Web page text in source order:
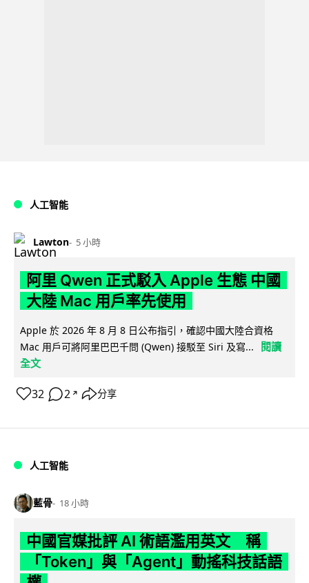
人工智能
Lawton 5 小時
阿里 Qwen 正式駁入 Apple 生態 中國
大陸 Mac 用戶率先使用
Apple 於 2026 年 8 月 8 日公布指引，確認中國大陸合資格
Mac 用戶可將阿里巴巴千問 (Qwen) 接駁至 Siri 及寫...
閱讀
全文
32 2 ↗ 分享
人工智能
藍骨 18 小時
中國官媒批評 AI 術語濫用英文 稱
「Token」與「Agent」動搖科技話語